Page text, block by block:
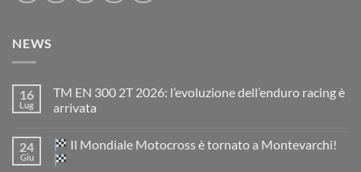
NEWS
16
Lug
TM EN 300 2T 2026: l’evoluzione dell’enduro racing è
arrivata
su
TM
EN
24
Giu
Il Mondiale Motocross è tornato a Montevarchi!